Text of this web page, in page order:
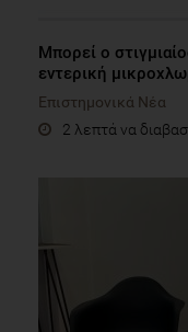
Μπορεί ο
εντερική
Επιστημονικά Νέα
2 λεπτά να